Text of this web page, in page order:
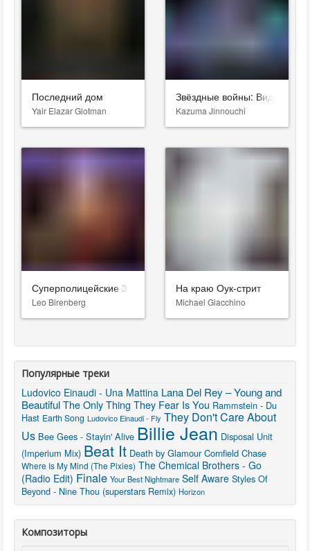
Последний дом
Yair Elazar Glotman
Звёздные войны: Видения.
Kazuma Jinnouchi
Суперполицейские 3
Leo Birenberg
На краю Оук-стрит
Michael Giacchino
Популярные треки
Ludovico Einaudi - Una Mattina Lana Del Rey – Young and
BeautifulThe Only Thing They Fear Is You Rammstein - Du
Hast Earth Song Ludovico Einaudi - Fly They Don't Care About
Us Bee Gees - Stayin' Alive Billie Jean Disposal Unit
(Imperium Mix) Beat It Death by Glamour Cornfield Chase
Where Is My Mind (The Pixies) The Chemical Brothers - Go
(Radio Edit) Finale Your Best Nightmare Self Aware Styles Of
Beyond - Nine Thou (superstars Remix) Horizon
Композиторы